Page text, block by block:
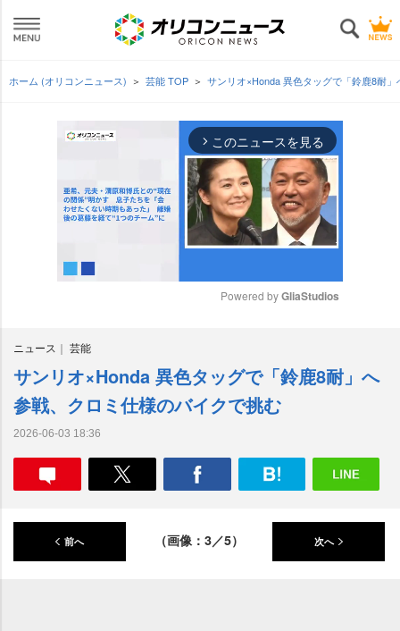
ホーム (オリコンニュース) 芸能 TOP サンリオ×Honda 異色タッグで「鈴鹿8耐
arrow_forward_ios このニュースを見る
e
Powered by GliaStudios
ニュース 芸能
サンリオ×Honda 異色タッグで「鈴鹿8耐」へ
参戦、クロミ仕様のバイクで挑む
2026-06-03 18:36
前へ （画像：3／5） 次へ